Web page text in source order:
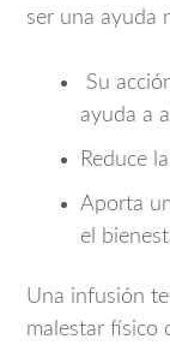
ser una ayuda
Su
ayuda a
Reduce
Aporta
el
Una infusión
malestar físico